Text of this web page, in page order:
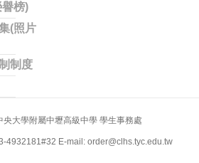
榜)
(照片
制度
央大學附屬中壢高級中學 學生事務處
4932181#32 E-mail: order@clhs.tyc.edu.tw